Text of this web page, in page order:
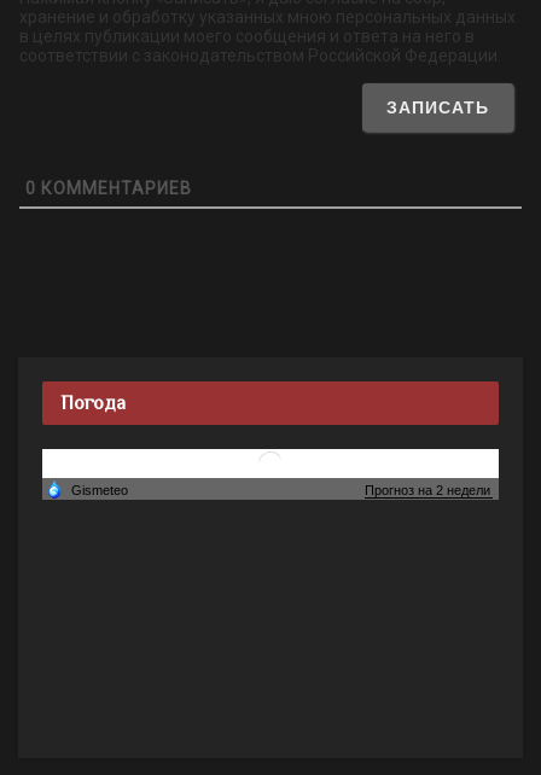
хранение и обработку указанных мною персональных данных
в целях публикации моего сообщения и ответа на него в
соответствии с законодательством Российской Федерации.
0 КОММЕНТАРИЕВ
Погода